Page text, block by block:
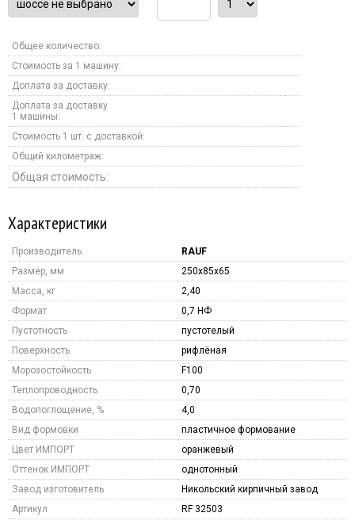
Общее количество:
Стоимость за 1 машину:
Доплата за доставку:
Доплата за доставку
1 машины:
Стоимость 1 шт. с доставкой:
Общий километраж:
Общая стоимость:
Характеристики
Производитель:
RAUF
Размер, мм
250x85x65
Масса, кг
2,40
Формат
0,7 НФ
Пустотность
пустотелый
Поверхность
рифлёная
Морозостойкость
F100
Теплопроводность
0,70
Водопоглощение, %
4,0
Вид формовки
пластичное формование
Цвет ИМПОРТ
оранжевый
Оттенок ИМПОРТ
однотонный
Завод изготовитель
Никольский кирпичный завод
Артикул
RF 32503